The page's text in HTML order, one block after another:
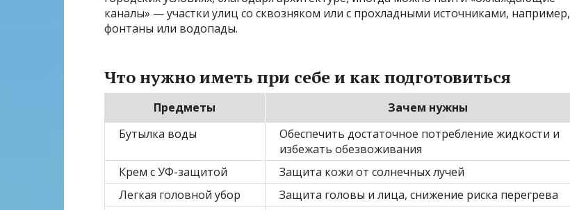
каналы» — участки улиц со сквозняком или с прохладными источниками, например,
фонтаны или водопады.
Что нужно иметь при себе и как подготовиться
Предметы
Зачем нужны
Бутылка воды
Обеспечить достаточное потребление жидкости и
избежать обезвоживания
Крем с УФ-защитой
Защита кожи от солнечных лучей
Легкая головной убор
Защита головы и лица, снижение риска перегрева